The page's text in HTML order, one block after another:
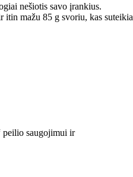
nešiotis savo įrankius.
itin mažu 85 g svoriu, kas suteikia
peilio saugojimui ir